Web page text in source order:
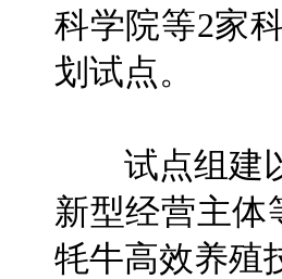
科学院等2家
划试点。
试点组建以
新型经营主体
牦牛高效养殖